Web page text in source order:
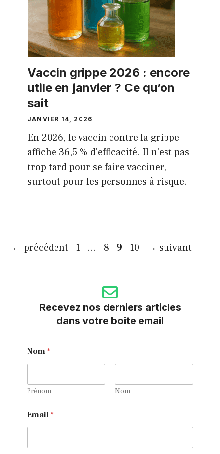
Vaccin grippe 2026 : encore
utile en janvier ? Ce qu’on
sait
JANVIER 14, 2026
En 2026, le vaccin contre la grippe
affiche 36,5 % d'efficacité. Il n'est pas
trop tard pour se faire vacciner,
surtout pour les personnes à risque.
← précédent Page
1 … Page
8 Page
9 Page
10 → suivant
Recevez nos derniers articles
dans votre boite email
Nom *
Prénom Nom
o
m
o
Email *